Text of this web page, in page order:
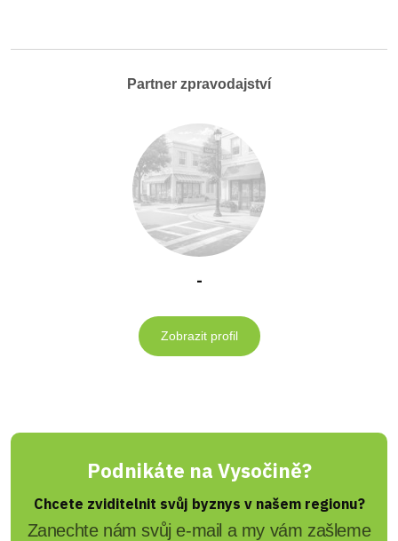
Partner zpravodajství
-
Zobrazit profil
Podnikáte na Vysočině?
Chcete zviditelnit svůj byznys v našem regionu?
Zanechte nám svůj e-mail a my vám zašleme